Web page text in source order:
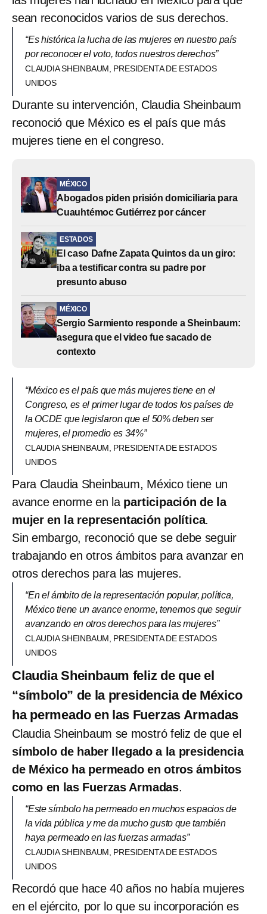
sean reconocidos varios de sus derechos.
“Es histórica la lucha de las mujeres en nuestro país
por reconocer el voto, todos nuestros derechos”
CLAUDIA SHEINBAUM, PRESIDENTA DE ESTADOS
UNIDOS
Durante su intervención, Claudia Sheinbaum
reconoció que México es el país que más
mujeres tiene en el congreso.
MÉXICO
Abogados piden prisión domiciliaria para
Cuauhtémoc Gutiérrez por cáncer
ESTADOS
El caso Dafne Zapata Quintos da un giro:
iba a testificar contra su padre por
presunto abuso
MÉXICO
Sergio Sarmiento responde a Sheinbaum:
asegura que el video fue sacado de
contexto
“México es el país que más mujeres tiene en el
Congreso, es el primer lugar de todos los países de
la OCDE que legislaron que el 50% deben ser
mujeres, el promedio es 34%”
CLAUDIA SHEINBAUM, PRESIDENTA DE ESTADOS
UNIDOS
Para Claudia Sheinbaum, México tiene un
avance enorme en la participación de la
mujer en la representación política.
Sin embargo, reconoció que se debe seguir
trabajando en otros ámbitos para avanzar en
otros derechos para las mujeres.
“En el ámbito de la representación popular, política,
México tiene un avance enorme, tenemos que seguir
avanzando en otros derechos para las mujeres”
CLAUDIA SHEINBAUM, PRESIDENTA DE ESTADOS
UNIDOS
Claudia Sheinbaum feliz de que el
“símbolo” de la presidencia de México
ha permeado en las Fuerzas Armadas
Claudia Sheinbaum se mostró feliz de que el
símbolo de haber llegado a la presidencia
de México ha permeado en otros ámbitos
como en las Fuerzas Armadas.
“Este símbolo ha permeado en muchos espacios de
la vida pública y me da mucho gusto que también
haya permeado en las fuerzas armadas”
CLAUDIA SHEINBAUM, PRESIDENTA DE ESTADOS
UNIDOS
Recordó que hace 40 años no había mujeres
en el ejército, por lo que su incorporación es